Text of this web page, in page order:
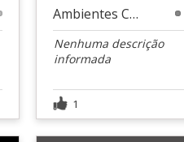
Ambientes Corporativos
Nenhuma descrição
informada
1